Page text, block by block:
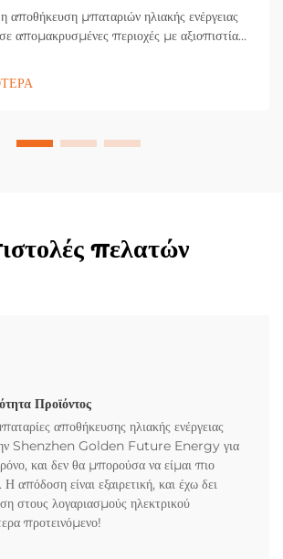
μπαταριών ηλιακής ενέργειας
απομακρυσμένες περιοχές με αξιοπιστία
τώρα.
πελατών
Προϊόντος
αποθήκευσης ηλιακής ενέργειας
Shenzhen Golden Future Energy για
και δεν θα μπορούσα να είμαι πιο
Η απόδοση είναι εξαιρετική, και έχω δει
στους λογαριασμούς ηλεκτρικού
προτεινόμενο!